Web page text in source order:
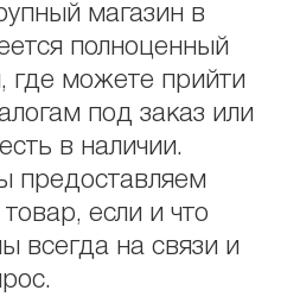
магазин в
полноценный
где можете прийти
под заказ или
в наличии.
предоставляем
если и что
всегда на связи и